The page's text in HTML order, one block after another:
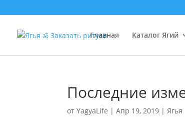
Главная Каталог Ягий
Последние
отYagyaLife |Апр 19, 2019 |Ягья